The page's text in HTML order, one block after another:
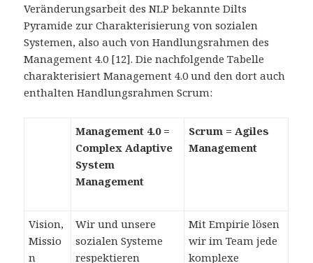
Veränderungsarbeit des NLP bekannte Dilts
Pyramide zur Charakterisierung von sozialen
Systemen, also auch von Handlungsrahmen des
Management 4.0 [12]. Die nachfolgende Tabelle
charakterisiert Management 4.0 und den dort auch
enthalten Handlungsrahmen Scrum:
Management 4.0 =
Complex Adaptive
System
Management
Scrum = Agiles
Management
Vision,
Missio
n
Wir und unsere
sozialen Systeme
respektieren
Mit Empirie lösen
wir im Team jede
komplexe